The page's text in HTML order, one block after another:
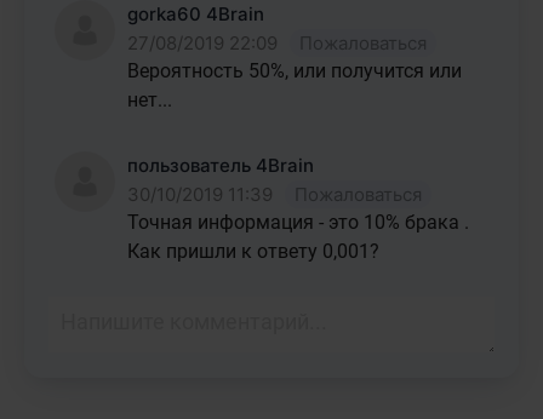
gorka60 4Brain
27/08/2019 22:09
Пожаловаться
Вероятность 50%, или получится или
нет...
пользователь 4Brain
30/10/2019 11:39
Пожаловаться
Точная информация - это 10% брака .
Как пришли к ответу 0,001?